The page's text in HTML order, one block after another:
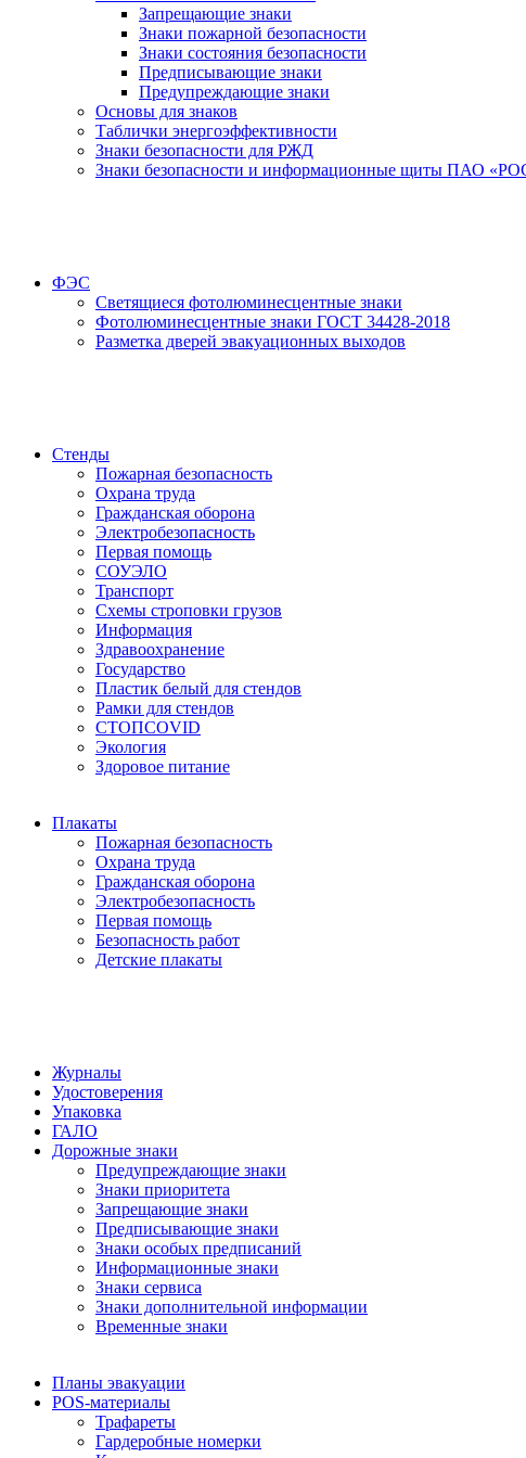
Запрещающие знаки
Знаки пожарной безопасности
Знаки состояния безопасности
Предписывающие знаки
Предупреждающие знаки
Основы для знаков
Таблички энергоэффективности
Знаки безопасности для РЖД
Знаки безопасности и информационные щиты ПАО
ФЭС
Светящиеся фотолюминесцентные знаки
Фотолюминесцентные знаки ГОСТ 34428-2018
Разметка дверей эвакуационных выходов
Стенды
Пожарная безопасность
Охрана труда
Гражданская оборона
Электробезопасность
Первая помощь
СОУЭЛО
Транспорт
Схемы строповки грузов
Информация
Здравоохранение
Государство
Пластик белый для стендов
Рамки для стендов
СТОПCOVID
Экология
Здоровое питание
Плакаты
Пожарная безопасность
Охрана труда
Гражданская оборона
Электробезопасность
Первая помощь
Безопасность работ
Детские плакаты
Журналы
Удостоверения
Упаковка
ГАЛО
Дорожные знаки
Предупреждающие знаки
Знаки приоритета
Запрещающие знаки
Предписывающие знаки
Знаки особых предписаний
Информационные знаки
Знаки сервиса
Знаки дополнительной информации
Временные знаки
Планы эвакуации
POS-материалы
Трафареты
Гардеробные номерки